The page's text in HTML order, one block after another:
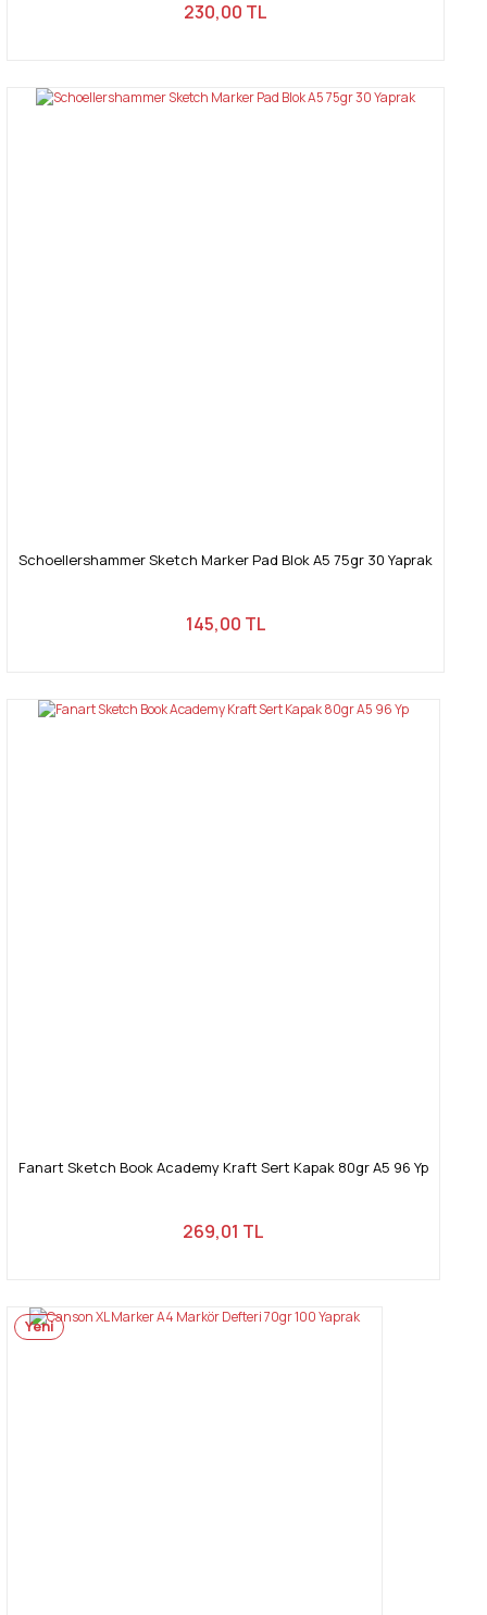
230,00 TL
Schoellershammer Sketch Marker Pad Blok A5 75gr 30 Yaprak
145,00 TL
Fanart Sketch Book Academy Kraft Sert Kapak 80gr A5 96 Yp
269,01 TL
Yeni